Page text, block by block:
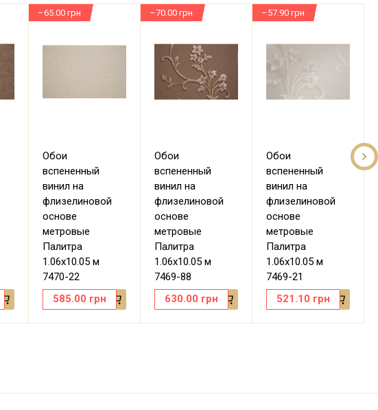
Обои
вспененный
винил на
флизелиновой
основе
метровые
Палитра
1.06х10.05 м
7470-22
585.00 грн
–65.00 грн
Обои
вспененный
винил на
флизелиновой
основе
метровые
Палитра
1.06х10.05 м
7469-88
630.00 грн
–70.00 грн
Обои
вспененный
винил на
флизелиновой
основе
метровые
Палитра
1.06х10.05 м
7469-21
521.10 грн
–57.90 грн